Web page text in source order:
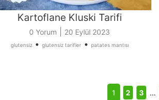
Kartoflane Kluski Tarifi
0 Yorum 20 Eylül 2023
glutensiz• glutensiz tarifler• patates mantısı
1 2 3 …